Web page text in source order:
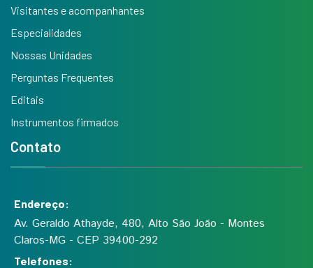
Visitantes e acompanhantes
Especialidades
Nossas Unidades
Perguntas Frequentes
Editais
Instrumentos firmados
Contato
Endereço:
Av. Geraldo Athayde, 480, Alto São João - Montes
Claros-MG - CEP 39400-292
Telefones: